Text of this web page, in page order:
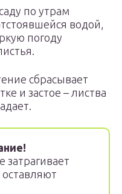
по утрам
водой,
погоду
сбрасывает
и застое – листва